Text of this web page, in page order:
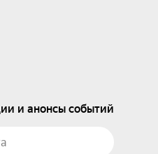
и анонсы событий